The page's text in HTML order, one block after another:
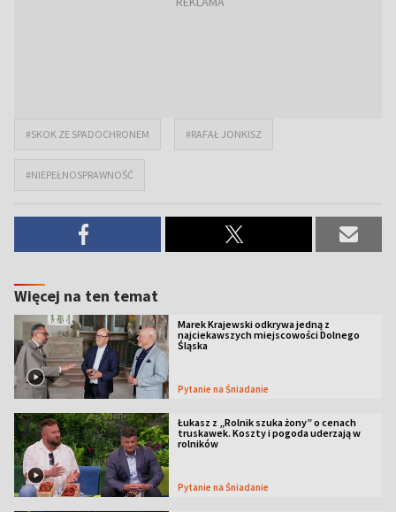
#SKOK ZE SPADOCHRONEM #RAFAŁ JONKISZ
#NIEPEŁNOSPRAWNOŚĆ
Więcej na ten temat
Marek Krajewski odkrywa jedną z
najciekawszych miejscowości Dolnego
Śląska
Pytanie na Śniadanie
Łukasz z „Rolnik szuka żony” o cenach
truskawek. Koszty i pogoda uderzają w
rolników
Pytanie na Śniadanie